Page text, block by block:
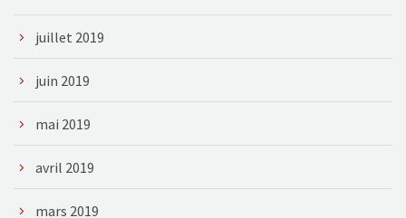
juillet 2019
juin 2019
mai 2019
avril 2019
mars 2019